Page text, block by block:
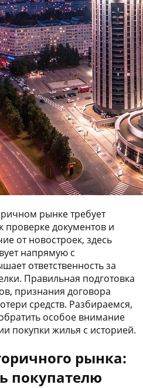
рынке требует
проверке документов и
от новостроек, здесь
напрямую с
ответственность за
Правильная подготовка
признания договора
средств. Разбираемся,
особое внимание
покупки жилья с историей.
рынка:
покупателю